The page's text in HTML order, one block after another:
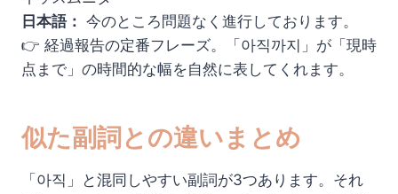
日本語： 今のところ問題なく進行しております。
👉 経過報告の定番フレーズ。「아직까지」が「現時
点まで」の時間的な幅を自然に表してくれます。
似た副詞との違いまとめ
「아직」と混同しやすい副詞が3つあります。それ